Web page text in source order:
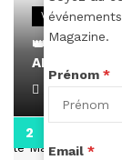
VIDEOS
👑
AMINA, le
April 1, 2022
Magazine.
Prénom *
Email *